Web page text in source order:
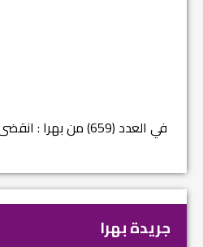
في العدد (659) من بهرا : انقضى عام النصر… م...
جريدة بهرا